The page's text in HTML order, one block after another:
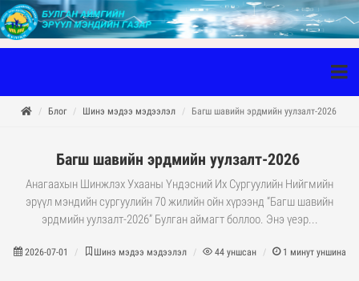
Блог Шинэ мэдээ мэдээлэл Багш шавийн эрдмийн уулзалт-2026
Багш шавийн эрдмийн уулзалт-2026
Анагаахын Шинжлэх Ухааны Үндэсний Их Сургуулийн Нийгмийн
эрүүл мэндийн сургуулийн 70 жилийн ойн хүрээнд “Багш шавийн
эрдмийн уулзалт-2026” Булган аймагт боллоо. Энэ үеэр...
2026-07-01 Шинэ мэдээ мэдээлэл 44 уншсан 1 минут уншина